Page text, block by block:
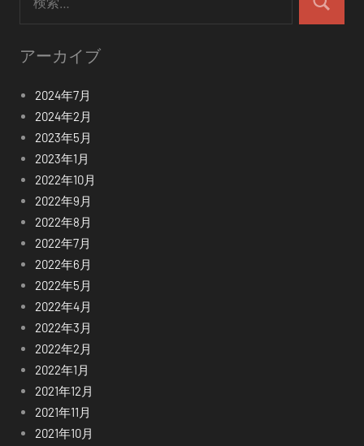
検
アーカイブ
2024年7月
2024年2月
2023年5月
2023年1月
2022年10月
2022年9月
2022年8月
2022年7月
2022年6月
2022年5月
2022年4月
2022年3月
2022年2月
2022年1月
2021年12月
2021年11月
2021年10月